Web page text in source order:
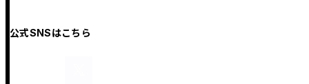
公式SNSはこちら